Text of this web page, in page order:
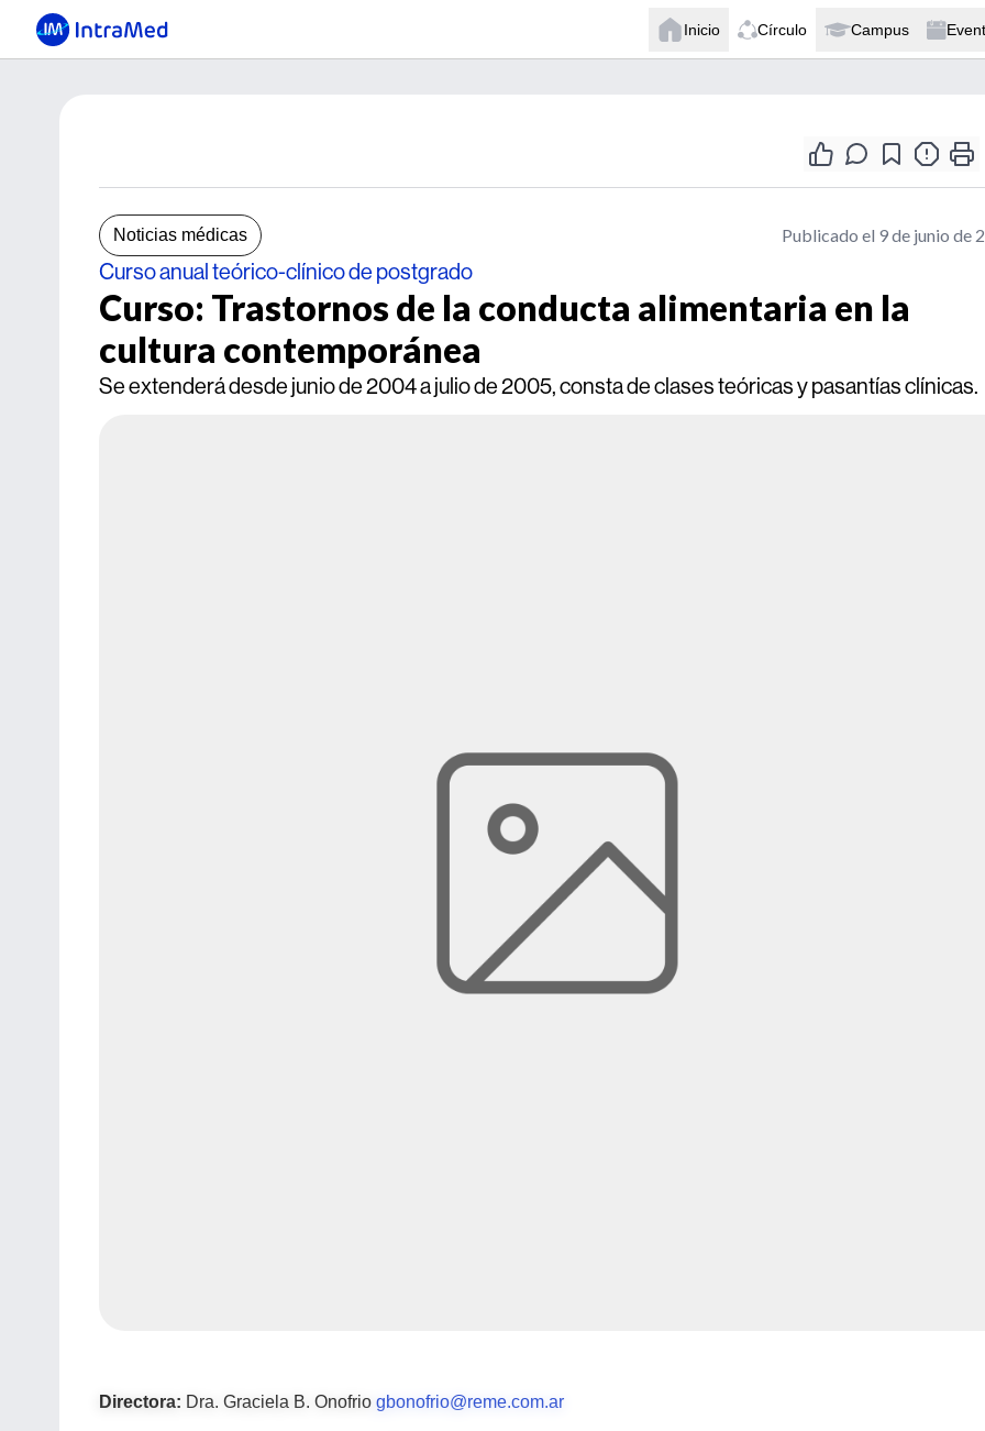
Inicio Círculo Campus
Noticias médicas Publicado el 9 de junio de
Curso anual teórico-clínico de postgrado
Curso: Trastornos de la conducta alimentaria en la
cultura contemporánea
Se extenderá desde junio de 2004 a julio de 2005, consta de clases teóricas y pasantías clínicas.
Directora: Dra. Graciela B. Onofrio gbonofrio@reme.com.ar